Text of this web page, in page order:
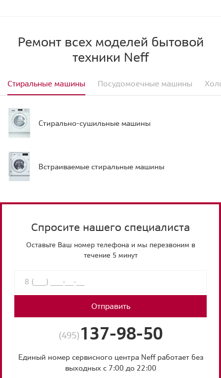
Ремонт всех моделей бытовой
техники Neff
Стиральные машины Посудомоечные машины
Стирально-сушильные машины
Встраиваемые стиральные машины
Спросите нашего специалиста
Оставьте Ваш номер телефона и мы перезвоним в
течение 5 минут
Отправить
(495) 137-98-50
Единый номер сервисного центра Neff работает без
выходных с 7:00 до 22:00